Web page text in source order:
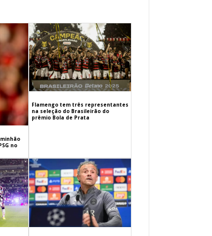
no
Flamengo tem três representantes
na seleção do Brasileirão do
prêmio Bola de Prata